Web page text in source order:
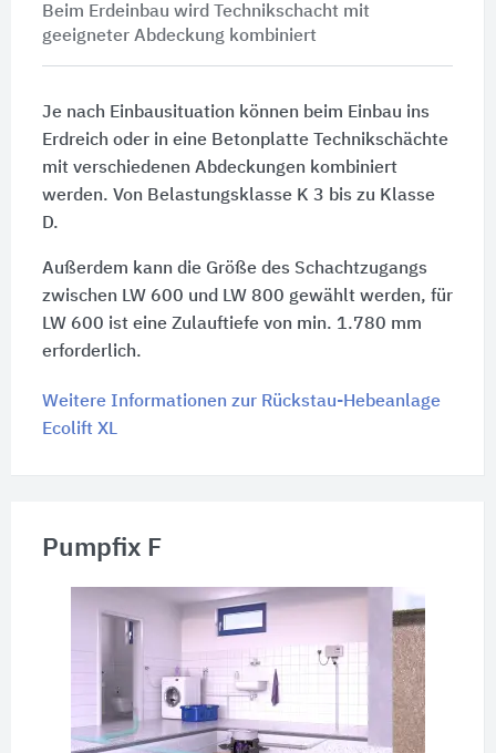
Beim Erdeinbau wird Technikschacht mit
geeigneter Abdeckung kombiniert
Je nach Einbausituation können beim Einbau ins
Erdreich oder in eine Betonplatte Technikschächte
mit verschiedenen Abdeckungen kombiniert
werden. Von Belastungsklasse K 3 bis zu Klasse
D.
Außerdem kann die Größe des Schachtzugangs
zwischen LW 600 und LW 800 gewählt werden, für
LW 600 ist eine Zulauftiefe von min. 1.780 mm
erforderlich.
Weitere Informationen zur Rückstau-Hebeanlage
Ecolift XL
Pumpfix F